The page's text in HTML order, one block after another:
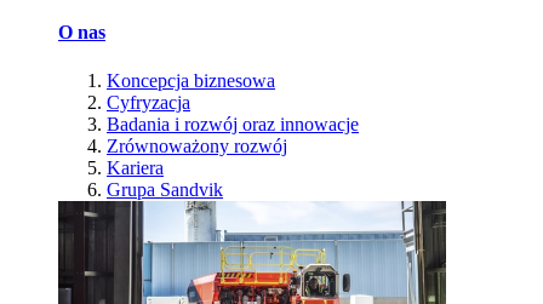
O nas
Koncepcja biznesowa
Cyfryzacja
Badania i rozwój oraz innowacje
Zrównoważony rozwój
Kariera
Grupa Sandvik